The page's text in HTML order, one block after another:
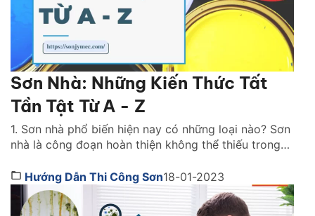
Sơn Nhà: Những Kiến Thức Tất
Tần Tật Từ A - Z
1. Sơn nhà phổ biến hiện nay có những loại nào? Sơn
nhà là công đoạn hoàn thiện không thể thiếu trong
như chiếc áo bảo vệ ngôi nhà khỏi những tác động
gây hại. Đồng thời, nó cũng giúp mang lại tính […]
Hướng Dẫn Thi Công Sơn18-01-2023